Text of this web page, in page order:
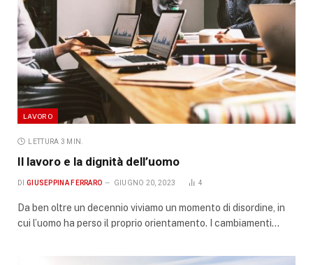
LAVORO
LETTURA 3 MIN.
Il lavoro e la dignità dell’uomo
DI GIUSEPPINA FERRARO GIUGNO 20, 2023 4
Da ben oltre un decennio viviamo un momento di disordine, in
cui l’uomo ha perso il proprio orientamento. I cambiamenti…